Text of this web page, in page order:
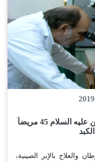
الدكتور إقبال: عالجت بتراب الحسين عليه السلام 45 مريضاً
بالإبر الصينية،